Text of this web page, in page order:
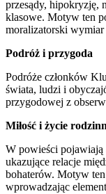
przesądy, hipokryzję,
klasowe. Motyw ten
moralizatorski
Podróż i przygoda
Podróże członków
świata, ludzi i
przygodowej z
Miłość i życie
W powieści pojawiają
ukazujące relacje
bohaterów. Motyw
wprowadzając